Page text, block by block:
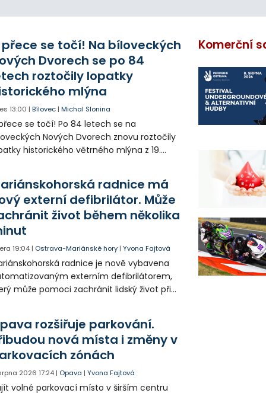
přece se točí! Na bíloveckých
Dvorech se po 84
roztočily lopatky
mlýna
13:00 |Bílovec |Michal Slonina
se točí! Po 84 letech se na
Nových Dvorech znovu roztočily
historického větrného mlýna z 19.
radnice má
externí defibrilátor. Může
život během několika
19:04 | Ostrava-Mariánské hory |Yvona Fajtová
radnice je nově vybavena
externím defibrilátorem,
může pomoci zachránit lidský život při
pokynům jej zvládne obsloužit i
bez zdravotnického vzdělání.
rozšiřuje parkování.
nová místa i změny v
zónách
2026 17:24 | Opava |Yvona Fajtová
volné parkovací místo v širším centru
Komerční